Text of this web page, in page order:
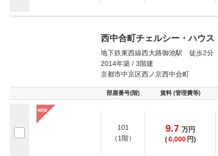
西中合町チェルシー・ハウス
地下鉄東西線西大路御池駅 徒歩2分
2014年築 / 3階建
京都市中京区西ノ京西中合町
部屋番号(階) 賃料 (管理費等)
101
（1階）
9.7 万円
(6,000 円)